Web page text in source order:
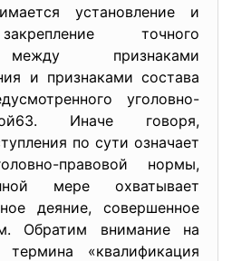
установление и
точного
между признаками
и признаками состава
уголовно-
Иначе говоря,
по сути означает
правовой нормы,
мере охватывает
деяние, совершенное
Обратим внимание на
термина «квалификация